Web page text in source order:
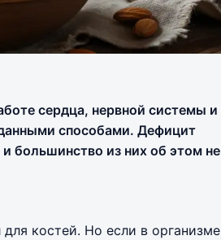
сердца, нервной системы и
способами. Дефицит
большинство из них об этом не
костей. Но если в организме